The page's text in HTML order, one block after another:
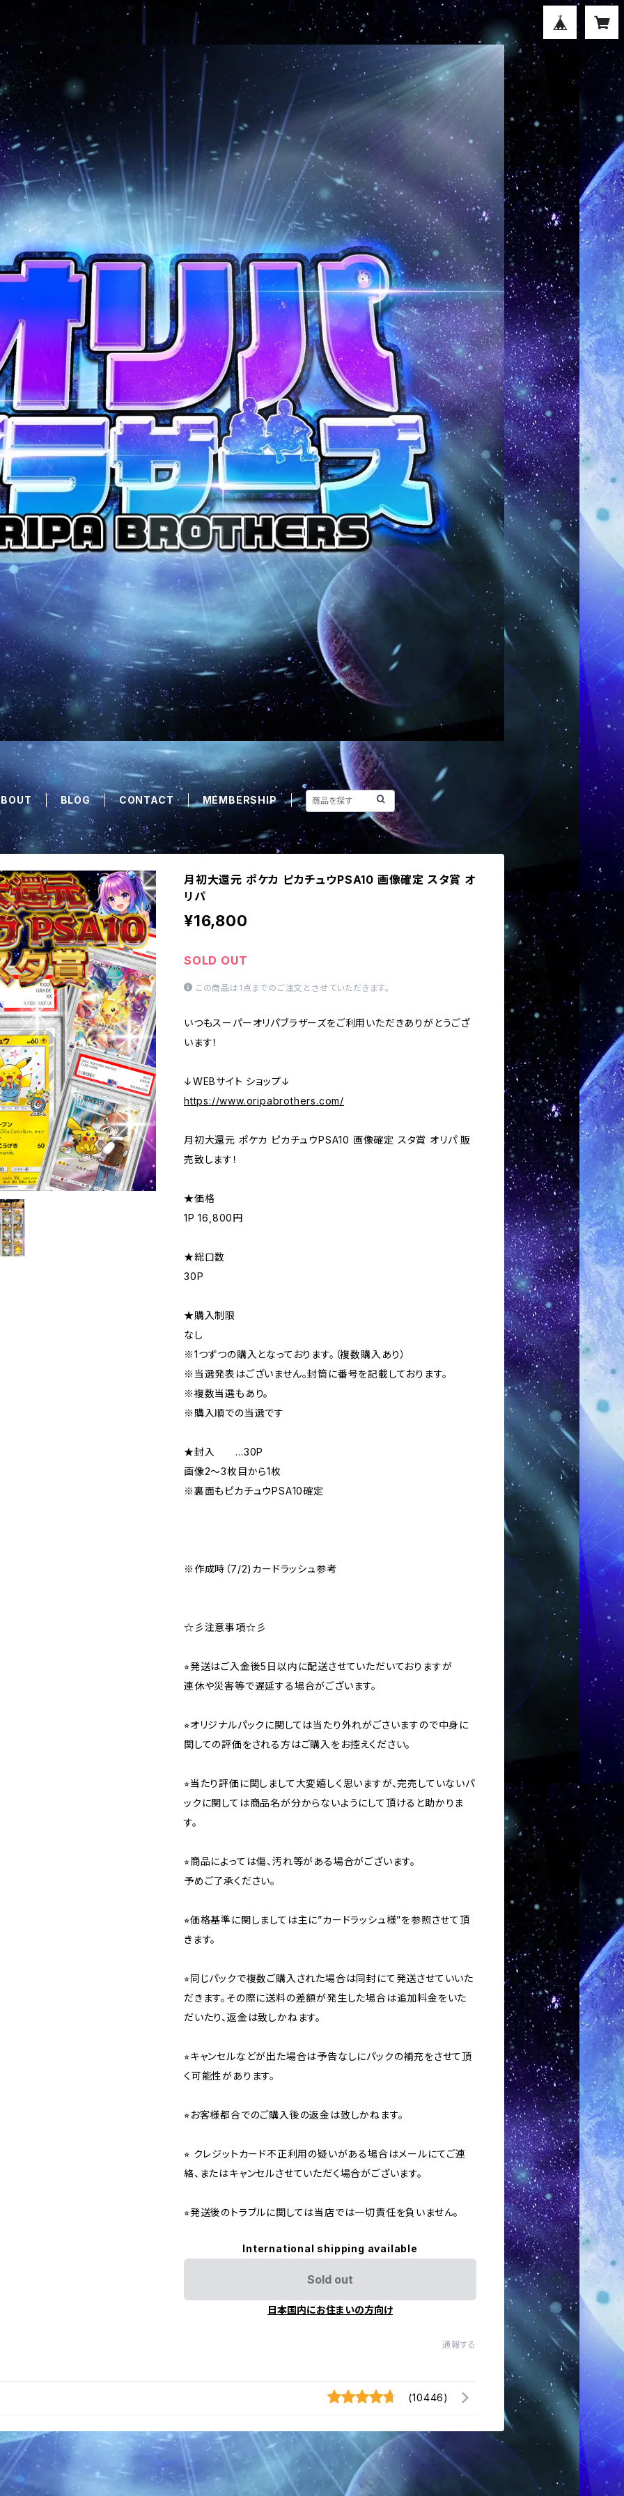
BLOG CONTACT MEMBERSHIP
月初大還元 ポケカ ピカチュウPSA10 画像確定 スタ賞 オ
リパ
¥16,800
SOLD OUT
この商品は1点までのご注文とさせていただきます。
いつもスーパーオリパブラザーズをご利用いただきありがとうござ
います！
↓WEBサイト ショップ↓
https://www.oripabrothers.com/
月初大還元 ポケカ ピカチュウPSA10 画像確定 スタ賞 オリパ 販
売致します！
★価格
1P 16,800円
★総口数
30P
★購入制限
なし
※1つずつの購入となっております。（複数購入あり）
※当選発表はございません。封筒に番号を記載しております。
※複数当選もあり。
※購入順での当選です
★封入 …30P
画像2～3枚目から1枚
※裏面もピカチュウPSA10確定
※作成時（7/2)カードラッシュ参考
☆彡注意事項☆彡
⭐︎発送はご入金後5日以内に配送させていただいておりますが
連休や災害等で遅延する場合がございます。
⭐︎オリジナルパックに関しては当たり外れがごさいますので中身に
関しての評価をされる方はご購入をお控えください。
⭐︎当たり評価に関しまして大変嬉しく思いますが、完売していないパ
ックに関しては商品名が分からないようにして頂けると助かりま
す。
⭐︎商品によっては傷、汚れ等がある場合がございます。
予めご了承ください。
⭐︎価格基準に関しましては主に”カードラッシュ様”を参照させて頂
きます。
⭐︎同じパックで複数ご購入された場合は同封にて発送させていいた
だきます。その際に送料の差額が発生した場合は追加料金をいた
だいたり、返金は致しかねます。
⭐︎キャンセルなどが出た場合は予告なしにパックの補充をさせて頂
く可能性があります。
⭐︎お客様都合でのご購入後の返金は致しかねます。
⭐︎ クレジットカード不正利用の疑いがある場合はメールにてご連
絡、またはキャンセルさせていただく場合がございます。
⭐︎発送後のトラブルに関しては当店では一切責任を負いません。
International shipping available
Sold out
日本国内にお住まいの方向け
通報する
(10446)